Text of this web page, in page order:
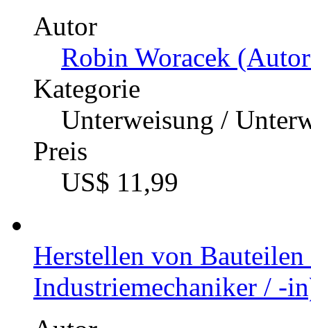
Autor
Robin Woracek
Kategorie
Unterweisung /
Preis
US$ 11,99
Herstellen von
Industriemechaniker / -